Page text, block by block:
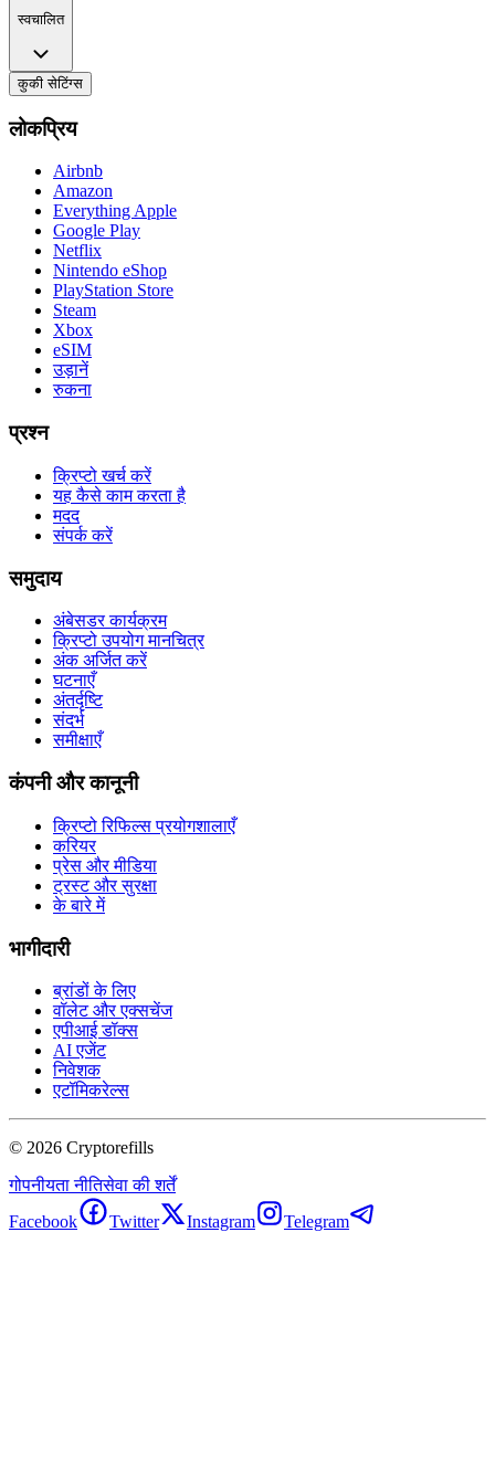
स्वचालित
कुकी सेटिंग्स
लोकप्रिय
Airbnb
Amazon
Everything Apple
Google Play
Netflix
Nintendo eShop
PlayStation Store
Steam
Xbox
eSIM
उड़ानें
रुकना
प्रश्न
क्रिप्टो खर्च करें
यह कैसे काम करता है
मदद
संपर्क करें
समुदाय
अंबेसडर कार्यक्रम
क्रिप्टो उपयोग मानचित्र
अंक अर्जित करें
घटनाएँ
अंतर्दृष्टि
संदर्भ
समीक्षाएँ
कंपनी और कानूनी
क्रिप्टो रिफिल्स प्रयोगशालाएँ
करियर
प्रेस और मीडिया
ट्रस्ट और सुरक्षा
के बारे में
भागीदारी
ब्रांडों के लिए
वॉलेट और एक्सचेंज
एपीआई डॉक्स
AI एजेंट
निवेशक
एटॉमिकरेल्स
© 2026 Cryptorefills
गोपनीयता नीतिसेवा की शर्तें
Facebook
Twitter Instagram Telegram